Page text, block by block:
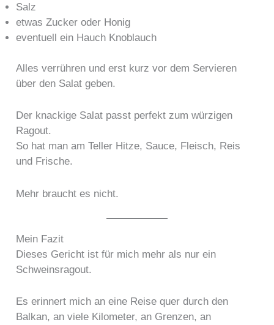
Salz
etwas Zucker oder Honig
eventuell ein Hauch Knoblauch
Alles verrühren und erst kurz vor dem Servieren
über den Salat geben.
Der knackige Salat passt perfekt zum würzigen
Ragout.
So hat man am Teller Hitze, Sauce, Fleisch, Reis
und Frische.
Mehr braucht es nicht.
Mein Fazit
Dieses Gericht ist für mich mehr als nur ein
Schweinsragout.
Es erinnert mich an eine Reise quer durch den
Balkan, an viele Kilometer, an Grenzen, an